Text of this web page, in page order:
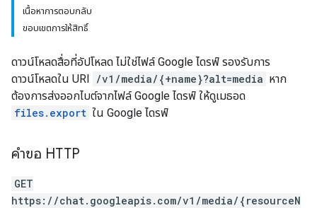
เนื้อหาการตอบกลับ
ขอบเขตการให้สิทธิ์
ดาวน์โหลดสื่อที่อัปโหลด ไม่ใช่ไฟล์ Google ไดรฟ์ รองรับการ
ดาวน์โหลดใน URI /v1/media/{+name}?alt=media หาก
ต้องการส่งออกไบต์จากไฟล์ Google ไดรฟ์ ให้ดูเมธอด
files.export ใน Google ไดรฟ์
คำขอ HTTP
GET
https://chat.googleapis.com/v1/media/{resourceN